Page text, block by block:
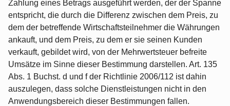
Zahlung eines Betrags ausgeführt werden, der der Spanne
entspricht, die durch die Differenz zwischen dem Preis, zu
dem der betreffende Wirtschaftsteilnehmer die Währungen
ankauft, und dem Preis, zu dem er sie seinen Kunden
verkauft, gebildet wird, von der Mehrwertsteuer befreite
Umsätze im Sinne dieser Bestimmung darstellen. Art. 135
Abs. 1 Buchst. d und f der Richtlinie 2006/112 ist dahin
auszulegen, dass solche Dienstleistungen nicht in den
Anwendungsbereich dieser Bestimmungen fallen.